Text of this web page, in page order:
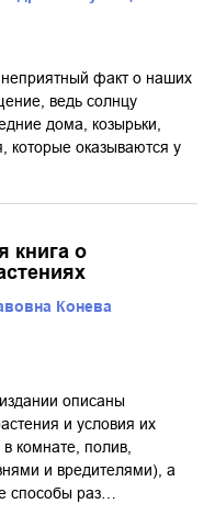
факт о наших
ведь солнцу
дома, козырьки,
которые оказываются у
книга о
Конева
описаны
и условия их
комнате, полив,
и вредителями), а
способы раз…